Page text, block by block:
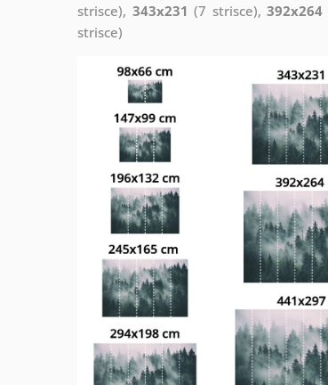
strisce), 343x231 (7 strisce),392x264
strisce)